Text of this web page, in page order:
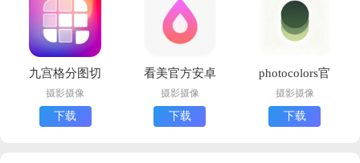
九宫格分图切
图大师安卓版
下载
摄影摄像
下载
看美官方安卓
版下载
摄影摄像
下载
photocolors官
方下载安装正
版
摄影摄像
下载